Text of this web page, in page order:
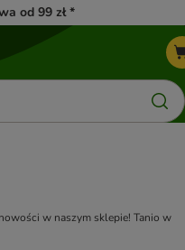
od 99 zł *
w naszym sklepie! Tanio w